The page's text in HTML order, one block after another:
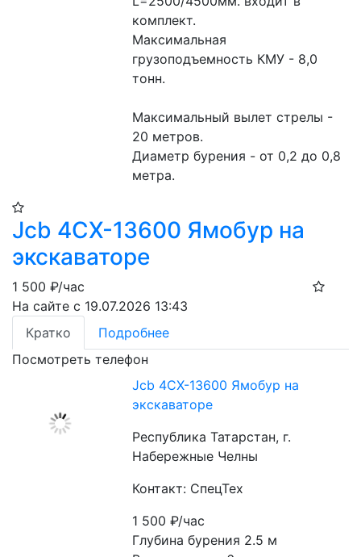
комплект.
Максимальная
грузоподъемность КМУ - 8,0
тонн.
Максимальный вылет стрелы -
20 метров.
Диаметр бурения - от 0,2 до 0,8
метра.
Jcb 4CX-13600 Ямобур на
экскаваторе
1 500 ₽/час
На сайте с 19.07.2026 13:43
Кратко
Подробнее
Посмотреть телефон
Jcb 4CX-13600 Ямобур на
экскаваторе
Республика Татарстан, г.
Набережные Челны
Контакт: СпецТех
1 500₽/час
Глубина бурения 2.5 м